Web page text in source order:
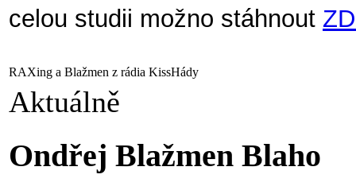
celou studii možno stáhnout
RAXing a Blažmen z rádia KissHády
Aktuálně
Ondřej Blažmen Blaho